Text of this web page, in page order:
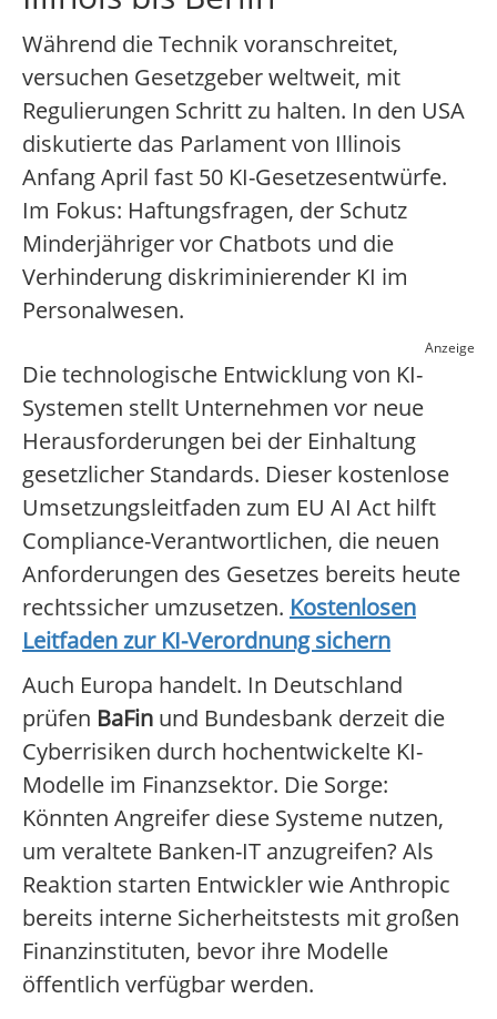
Während die Technik voranschreitet,
versuchen Gesetzgeber weltweit, mit
Regulierungen Schritt zu halten. In den USA
diskutierte das Parlament von Illinois
Anfang April fast 50 KI-Gesetzesentwürfe.
Im Fokus: Haftungsfragen, der Schutz
Minderjähriger vor Chatbots und die
Verhinderung diskriminierender KI im
Personalwesen.
Anzeige
Die technologische Entwicklung von KI-
Systemen stellt Unternehmen vor neue
Herausforderungen bei der Einhaltung
gesetzlicher Standards. Dieser kostenlose
Umsetzungsleitfaden zum EU AI Act hilft
Compliance-Verantwortlichen, die neuen
Anforderungen des Gesetzes bereits heute
rechtssicher umzusetzen. Kostenlosen
Leitfaden zur KI-Verordnung sichern
Auch Europa handelt. In Deutschland
prüfen BaFin und Bundesbank derzeit die
Cyberrisiken durch hochentwickelte KI-
Modelle im Finanzsektor. Die Sorge:
Könnten Angreifer diese Systeme nutzen,
um veraltete Banken-IT anzugreifen? Als
Reaktion starten Entwickler wie Anthropic
bereits interne Sicherheitstests mit großen
Finanzinstituten, bevor ihre Modelle
öffentlich verfügbar werden.